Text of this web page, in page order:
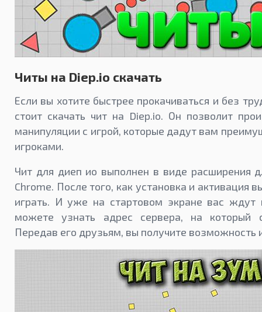
Читы на Diep.io скачать
Если вы хотите быстрее прокачиваться и без
стоит скачать чит на Diep.io. Он позволит
манипуляции с игрой, которые дадут вам
игроками.
Чит для диеп ио выполнен в виде расширения
Chrome. После того, как установка и активация
играть. И уже на стартовом экране вас
можете узнать адрес сервера, на который
Передав его друзьям, вы получите возможность